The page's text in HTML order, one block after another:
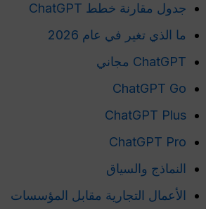
جدول مقارنة خطط ChatGPT
ما الذي تغير في عام 2026
ChatGPT مجاني
ChatGPT Go
ChatGPT Plus
ChatGPT Pro
النماذج والسياق
الأعمال التجارية مقابل المؤسسات